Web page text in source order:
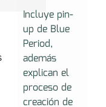
Incluye pin-
up de Blue
Period,
además
explican el
proceso de
creación de